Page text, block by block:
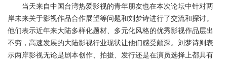
当天来自中国台湾热爱影视的青年朋友也在本次论坛中针对两
岸未来关于影视作品合作展望等问题和刘梦诗进行了交流和探讨。
他们表示近年来大陆多样化题材、多元化风格的优秀影视作品层出
不穷，高速发展的大陆影视行业现状让他们感受颇深。刘梦诗则表
示两岸影视无论是剧本创作、拍摄、发行还是在演员选择上都具有